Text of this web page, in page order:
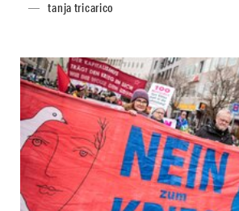
tanja tricarico